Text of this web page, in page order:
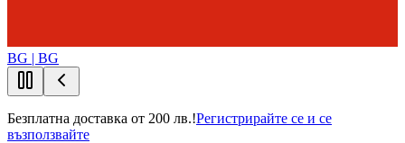
BG | BG
Безплатна доставка от 200 лв.!Регистрирайте се и се
възползвайте